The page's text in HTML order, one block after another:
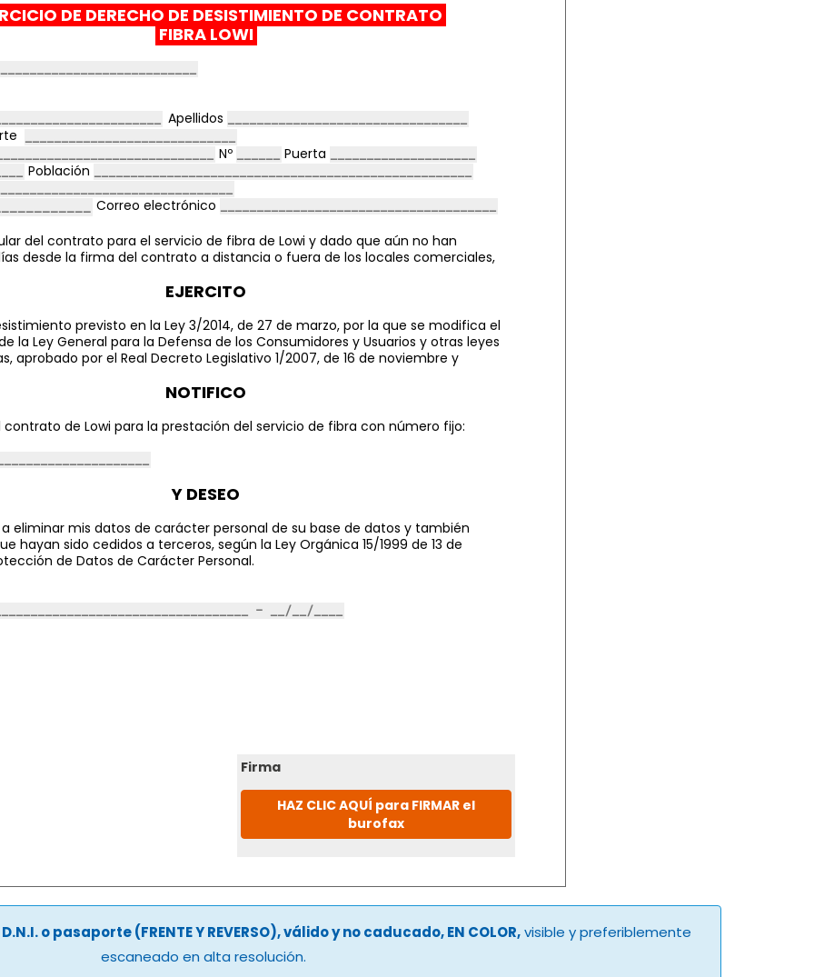
DE DERECHO DE DESISTIMIENTO DE CONTRATO
FIBRA LOWI
Apellidos
Nº
Puerta
Población
Correo electrónico
del contrato para el servicio de fibra de Lowi y dado que aún no han
desde la firma del contrato a distancia o fuera de los locales comerciales,
EJERCITO
previsto en la Ley 3/2014, de 27 de marzo, por la que se modifica el
la Ley General para la Defensa de los Consumidores y Usuarios y otras leyes
aprobado por el Real Decreto Legislativo 1/2007, de 16 de noviembre y
NOTIFICO
contrato de Lowi para la prestación del servicio de fibra con número fijo:
Y DESEO
a eliminar mis datos de carácter personal de su base de datos y también
hayan sido cedidos a terceros, según la Ley Orgánica 15/1999 de 13 de
de Datos de Carácter Personal.
Firma
HAZ CLIC AQUÍ para FIRMAR el
burofax
D.N.I. o pasaporte (FRENTE Y REVERSO), válido y no caducado, EN COLOR,visible y preferiblemente
escaneado en alta resolución.